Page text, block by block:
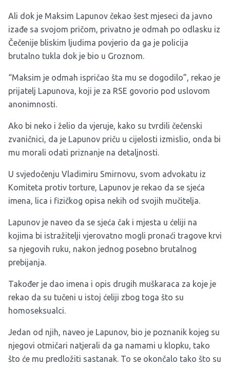
Ali dok je Maksim Lapunov čekao šest mjeseci da javno
izađe sa svojom pričom, privatno je odmah po odlasku iz
Čečenije bliskim ljudima povjerio da ga je policija
brutalno tukla dok je bio u Groznom.
“Maksim je odmah ispričao šta mu se dogodilo”, rekao je
prijatelj Lapunova, koji je za RSE govorio pod uslovom
anonimnosti.
Ako bi neko i želio da vjeruje, kako su tvrdili čečenski
zvaničnici, da je Lapunov priču u cijelosti izmislio, onda bi
mu morali odati priznanje na detaljnosti.
U svjedočenju Vladimiru Smirnovu, svom advokatu iz
Komiteta protiv torture, Lapunov je rekao da se sjeća
imena, lica i fizičkog opisa nekih od svojih mučitelja.
Lapunov je naveo da se sjeća čak i mjesta u ćeliji na
kojima bi istražitelji vjerovatno mogli pronaći tragove krvi
sa njegovih ruku, nakon jednog posebno brutalnog
prebijanja.
Također je dao imena i opis drugih muškaraca za koje je
rekao da su tučeni u istoj ćeliji zbog toga što su
homoseksualci.
Jedan od njih, naveo je Lapunov, bio je poznanik kojeg su
njegovi otmičari natjerali da ga namami u klopku, tako
što će mu predložiti sastanak. To se okončalo tako što su